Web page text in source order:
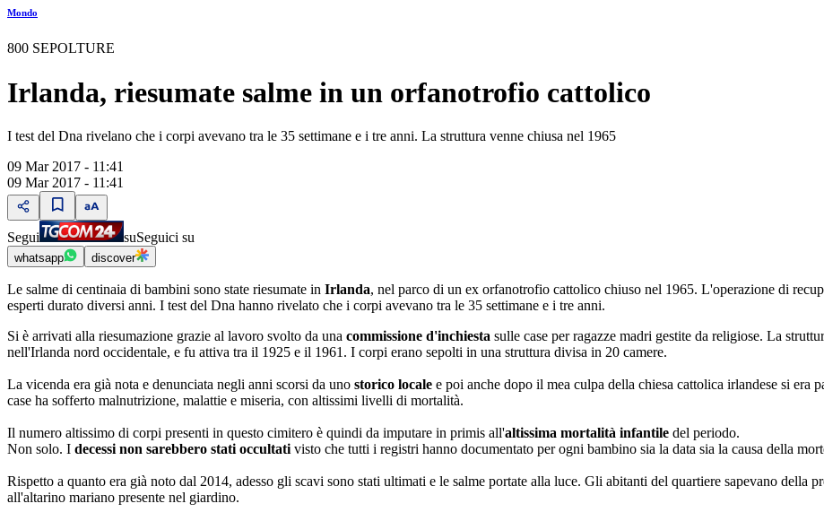
Mondo
800 SEPOLTURE
Irlanda, riesumate salme in un orfanotrofio cattolico
I test del Dna rivelano che i corpi avevano tra le 35 settimane e i tre anni. La struttura venne chiusa nel 1965
09 Mar 2017 - 11:41
09 Mar 2017 - 11:41
Segui suSeguici su
whatsapp discover
Le salme di centinaia di bambini sono state riesumate in Irlanda, nel parco di un ex orfanotrofio cattolico chiuso nel 1965. L'operazione di
esperti durato diversi anni. I test del Dna hanno rivelato che i corpi avevano tra le 35 settimane e i tre anni.
Si è arrivati alla riesumazione grazie al lavoro svolto da una commissione d'inchiesta sulle case per ragazze madri gestite da religiose. La
nell'Irlanda nord occidentale, e fu attiva tra il 1925 e il 1961. I corpi erano sepolti in una struttura divisa in 20 camere.
La vicenda era già nota e denunciata negli anni scorsi da uno storico locale e poi anche dopo il mea culpa della chiesa cattolica irlandese si era
case ha sofferto malnutrizione, malattie e miseria, con altissimi livelli di mortalità.
Il numero altissimo di corpi presenti in questo cimitero è quindi da imputare in primis all'altissima mortalità infantile del periodo.
Non solo. I decessi non sarebbero stati occultati visto che tutti i registri hanno documentato per ogni bambino sia la data sia la causa della
Rispetto a quanto era già noto dal 2014, adesso gli scavi sono stati ultimati e le salme portate alla luce. Gli abitanti del quartiere sapevano della
all'altarino mariano presente nel giardino.